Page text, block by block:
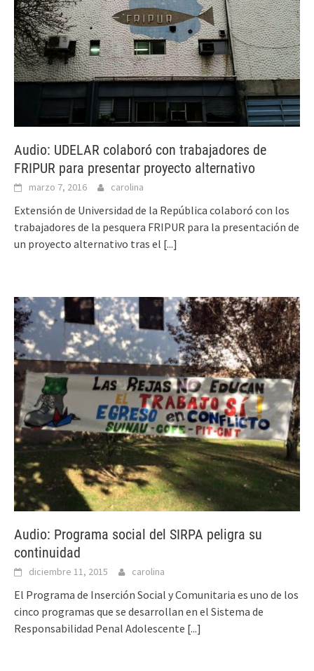
Audio: UDELAR colaboró con trabajadores de
FRIPUR para presentar proyecto alternativo
marzo 7, 2016 carolina
Extensión de Universidad de la República colaboró con los
trabajadores de la pesquera FRIPUR para la presentación de
un proyecto alternativo tras el [...]
Audio: Programa social del SIRPA peligra su
continuidad
diciembre 11, 2015 carolina
El Programa de Inserción Social y Comunitaria es uno de los
cinco programas que se desarrollan en el Sistema de
Responsabilidad Penal Adolescente [...]